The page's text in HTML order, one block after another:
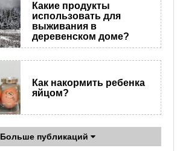
Какие продукты
использовать для
выживания в
деревенском доме?
Как накормить ребенка
яйцом?
Больше публикаций